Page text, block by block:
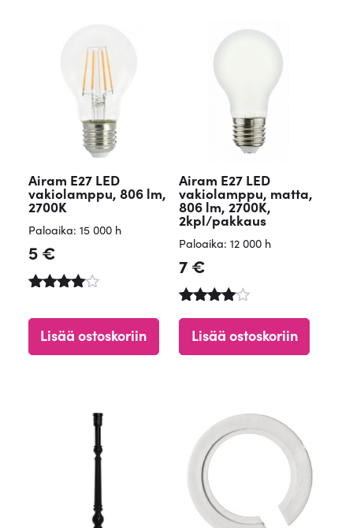
Airam E27 LED
vakiolamppu, 806 lm,
2700K
Paloaika: 15 000 h
5€
4.65
/ 5
Lisää ostoskoriin
Airam E27 LED
vakiolamppu, matta,
806 lm, 2700K,
2kpl/pakkaus
Paloaika: 12 000 h
7€
tuotteesta
4.84
Lisää ostoskoriin